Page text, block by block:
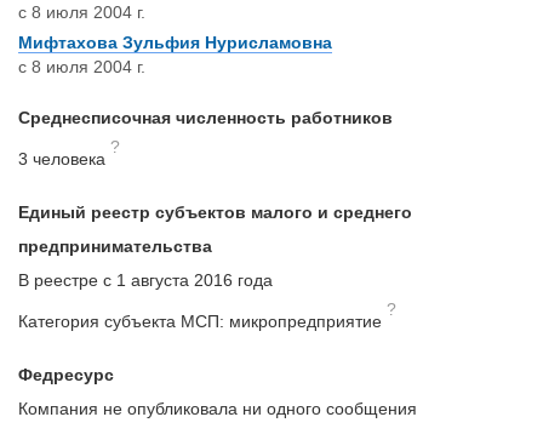
с 8 июля 2004 г.
Мифтахова Зульфия Нурисламовна
с 8 июля 2004 г.
Среднесписочная численность работников
3 человека
?
Единый реестр субъектов малого и среднего
предпринимательства
В реестре с 1 августа 2016 года
Категория субъекта МСП: микропредприятие
?
Федресурс
Компания не опубликовала ни одного сообщения